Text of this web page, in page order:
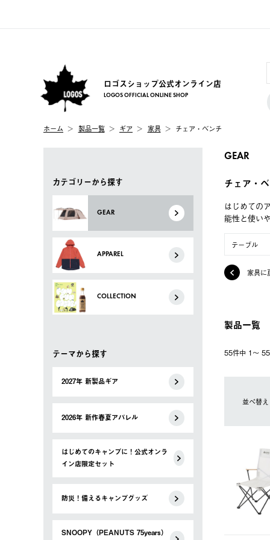
ロゴスショップ公式オンライン店
LOGOS OFFICIAL ONLINE SHOP
ホーム 製品一覧 ギア 家具 チェア・ベンチ
カテゴリーから探す
GEAR
APPAREL
COLLECTION
テーマから探す
2027年 新製品ギア
2026年 新作春夏アパレル
はじめてのキャンプに！公式オンラ
イン店限定セット
防災！備えるキャンプグッズ
SNOOPY（PEANUTS 75years）
GEAR
チェア・
はじめての
能性と使い
テーブル
家具に
製品一覧
55件中 1〜
並べ替え